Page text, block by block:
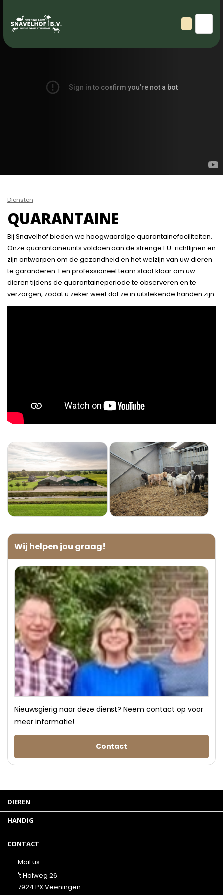
Diensten
QUARANTAINE
Bij Snavelhof bieden we hoogwaardige quarantainefaciliteiten.
Onze quarantaineunits voldoen aan de strenge EU-richtlijnen en
zijn ontworpen om de gezondheid en het welzijn van uw dieren
te garanderen. Een professioneel team staat klaar om uw
dieren tijdens de quarantaineperiode te observeren en te
verzorgen, zodat u zeker weet dat ze in uitstekende handen zijn.
Wij helpen jou graag!
Nieuwsgierig naar deze dienst? Neem contact op voor
meer informatie!
Contact
DIEREN
HANDIG
CONTACT
Mail us
't Holweg 26
7924 PX Veeningen